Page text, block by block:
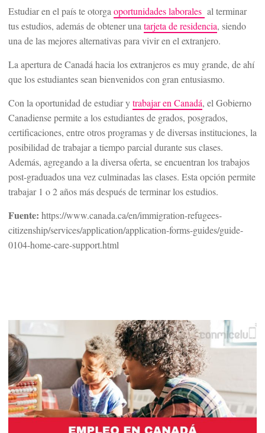
Estudiar en el país te otorga oportunidades laborales al terminar
tus estudios, además de obtener una tarjeta de residencia, siendo
una de las mejores alternativas para vivir en el extranjero.
La apertura de Canadá hacia los extranjeros es muy grande, de ahí
que los estudiantes sean bienvenidos con gran entusiasmo.
Con la oportunidad de estudiar ytrabajar en Canadá, el Gobierno
Canadiense permite a los estudiantes de grados, posgrados,
certificaciones, entre otros programas y de diversas instituciones, la
posibilidad de trabajar a tiempo parcial durante sus clases.
Además, agregando a la diversa oferta, se encuentran los trabajos
post-graduados una vez culminadas las clases. Esta opción permite
trabajar 1 o 2 años más después de terminar los estudios.
Fuente: https://www.canada.ca/en/immigration-refugees-
citizenship/services/application/application-forms-guides/guide-
0104-home-care-support.html